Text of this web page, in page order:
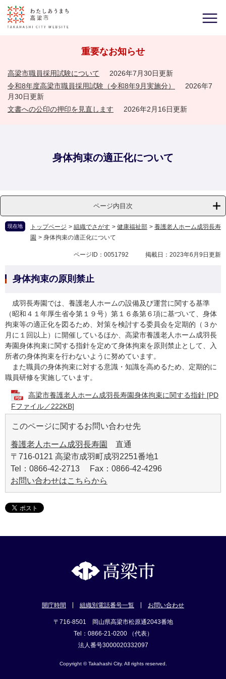
重要なお知らせ
高梁市職員採用試験について
2026年7月30日更新
令和8年度高梁市職員採用試験（令和8年9月実施分）
2026年7
月30日更新
文書への公印の押印を見直します
2026年2月16日更新
身体拘束の適正化について
ページ内目次
現在地 トップページ > 組織でさがす > 健康福祉部 > 養護老人ホーム成羽長寿
園 > 身体拘束の適正化について
ページID：0051792 掲載日：2023年6月9日更新
身体拘束の原則禁止
成羽長寿園では、養護老人ホームの設備及び運営に関する基準
（昭和４１年厚生省令第１９号）第１６条第６項に基づいて、身体
拘束等の適正化を図るため、対策を検討する委員会を定期的（３か
月に１回以上）に開催しているほか、高梁市養護老人ホーム成羽長
寿園身体拘束に関する指針を定めて身体拘束を原則禁止として、入
所者の身体拘束を行わないように努めています。
また職員の身体拘束に対する意識・知識を高めるため、定期的に
職員研修を実施しています。
高梁市養護老人ホーム成羽長寿園身体拘束に関する指針 [PD
Fファイル／222KB]
このページに関するお問い合わせ先
養護老人ホーム成羽長寿園
直通
〒716-0121 高梁市成羽町成羽2251番地1
Tel：0866-42-2713 Fax：0866-42-4296
お問い合わせはこちらから
開庁時間 組織別電話番号一覧 お問い合わせ
〒716-8501 岡山県高梁市松原通2043番地
Tel：0866-21-0200 （代表）
法人番号3000020332097
Copyright © Takahashi City. All rights reserved.